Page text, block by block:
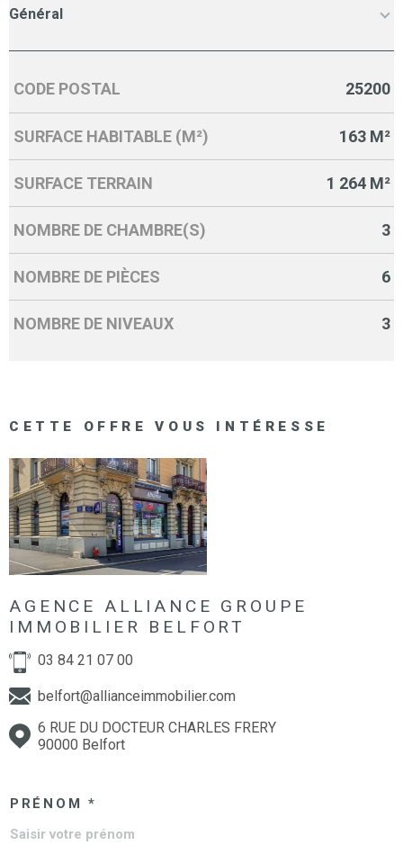
Général
Caractérisque Valeurs
CODE POSTAL 25200
SURFACE HABITABLE (M²) 163 M²
SURFACE TERRAIN 1 264 M²
NOMBRE DE CHAMBRE(S) 3
NOMBRE DE PIÈCES 6
NOMBRE DE NIVEAUX 3
CETTE OFFRE VOUS INTÉRESSE
AGENCE ALLIANCE GROUPE
IMMOBILIER BELFORT
03 84 21 07 00
belfort@allianceimmobilier.com
6 RUE DU DOCTEUR CHARLES FRERY
90000 Belfort
PRÉNOM *